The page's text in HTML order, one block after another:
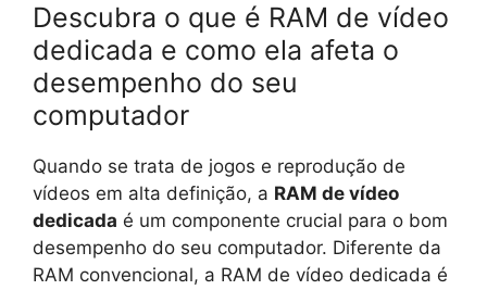
Descubra o que é RAM de vídeo
dedicada e como ela afeta o
desempenho do seu
computador
Quando se trata de jogos e reprodução de
vídeos em alta definição, a RAM de vídeo
dedicada é um componente crucial para o bom
desempenho do seu computador. Diferente da
RAM convencional, a RAM de vídeo dedicada é